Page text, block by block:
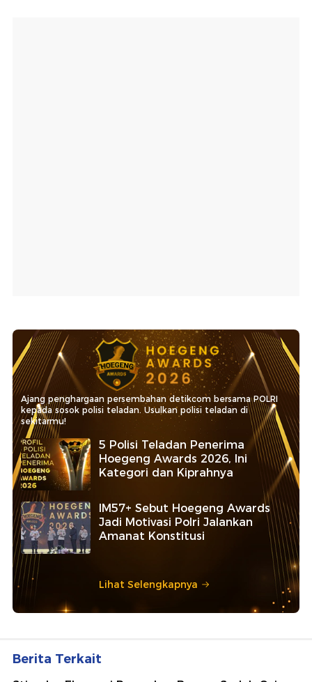
Ajang penghargaan persembahan detikcom bersama POLRI
kepada sosok polisi teladan. Usulkan polisi teladan di
sekitarmu!
5 Polisi Teladan Penerima
Hoegeng Awards 2026, Ini
Kategori dan Kiprahnya
IM57+ Sebut Hoegeng Awards
Jadi Motivasi Polri Jalankan
Amanat Konstitusi
Lihat Selengkapnya
Berita Terkait